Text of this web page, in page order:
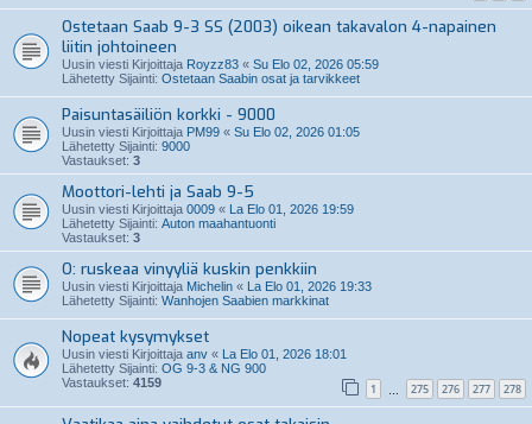
Ostetaan Saab 9-3 SS (2003) oikean takavalon 4-napainen
liitin johtoineen
Uusin viesti Kirjoittaja Royzz83 « Su Elo 02, 2026 05:59
Lähetetty Sijainti: Ostetaan Saabin osat ja tarvikkeet
Paisuntasäiliön korkki - 9000
Uusin viesti Kirjoittaja PM99 « Su Elo 02, 2026 01:05
Lähetetty Sijainti: 9000
Vastaukset: 3
Moottori-lehti ja Saab 9-5
Uusin viesti Kirjoittaja 0009 « La Elo 01, 2026 19:59
Lähetetty Sijainti: Auton maahantuonti
Vastaukset: 3
O: ruskeaa vinyyliä kuskin penkkiin
Uusin viesti Kirjoittaja Michelin « La Elo 01, 2026 19:33
Lähetetty Sijainti: Wanhojen Saabien markkinat
Nopeat kysymykset
Uusin viesti Kirjoittaja anv « La Elo 01, 2026 18:01
Lähetetty Sijainti: OG 9-3 & NG 900
Vastaukset: 4159 1 275 276 277 278